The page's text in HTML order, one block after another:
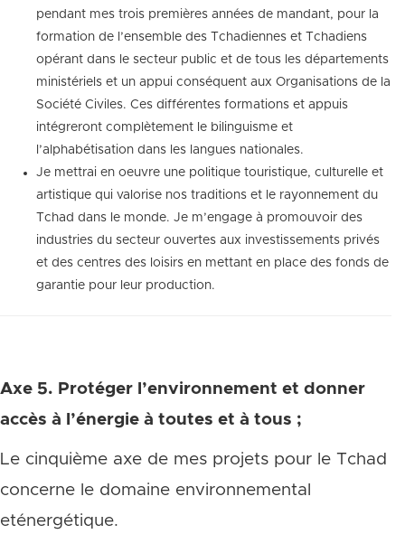
pendant mes trois premières années de mandant, pour la
formation de l’ensemble des Tchadiennes et Tchadiens
opérant dans le secteur public et de tous les départements
ministériels et un appui conséquent aux Organisations de la
Société Civiles. Ces différentes formations et appuis
intégreront complètement le bilinguisme et
l’alphabétisation dans les langues nationales.
Je mettrai en oeuvre une politique touristique, culturelle et
artistique qui valorise nos traditions et le rayonnement du
Tchad dans le monde. Je m’engage à promouvoir des
industries du secteur ouvertes aux investissements privés
et des centres des loisirs en mettant en place des fonds de
garantie pour leur production.
Axe 5. Protéger l’environnement et donner
accès à l’énergie à toutes et à tous ;
Le cinquième axe de mes projets pour le Tchad
concerne le domaine environnemental
eténergétique.